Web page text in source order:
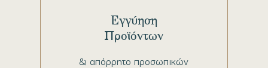
& απόρρητο προσωπικών
Εγγύηση
Προϊόντων